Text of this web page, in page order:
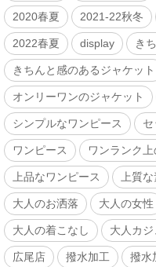
2020春夏 2021-22秋冬
2022春夏 display き
きちんと感のあるジャケット
オンリーワンのジャケット
シンプルなワンピース
ワンピース ワンランク
上品なワンピース 上質
大人のお洒落 大人の女性
大人の着こなし 大人カ
広尾店 撥水加工 撥水